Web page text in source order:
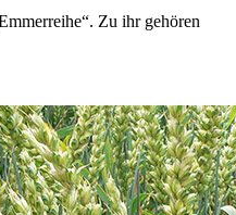
Zu ihr gehören